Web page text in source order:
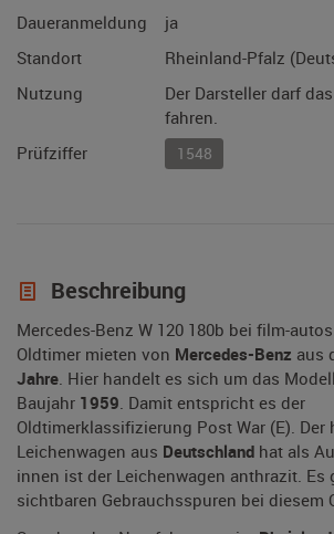
Daueranmeldung
ja
Standort
Rheinland-Pfalz
Nutzung
Der Darsteller darf
fahren.
Prüfziffer
1548
Beschreibung
Mercedes-Benz W 120 180b bei film-
Oldtimer mieten von Mercedes-Benz aus
Jahre. Hier handelt es sich um das Modell
Baujahr 1959. Damit entspricht es der
Oldtimerklassifizierung Post War (E). Der
Leichenwagen aus Deutschland hat als
innen ist der Leichenwagen anthrazit. Es
sichtbaren Gebrauchsspuren bei diesem